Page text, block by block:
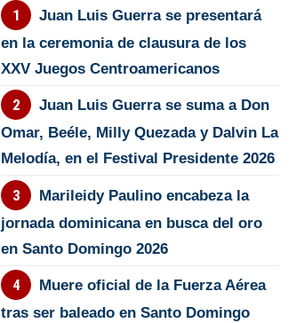
Juan Luis Guerra se presentará
en la ceremonia de clausura de los
XXV Juegos Centroamericanos
Juan Luis Guerra se suma a Don
Omar, Beéle, Milly Quezada y Dalvin La
Melodía, en el Festival Presidente 2026
Marileidy Paulino encabeza la
jornada dominicana en busca del oro
en Santo Domingo 2026
Muere oficial de la Fuerza Aérea
tras ser baleado en Santo Domingo